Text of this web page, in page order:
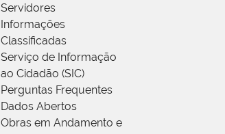
Servidores
Informações
Classificadas
Serviço de Informação
ao Cidadão (SIC)
Perguntas Frequentes
Dados Abertos
Obras em Andamento e